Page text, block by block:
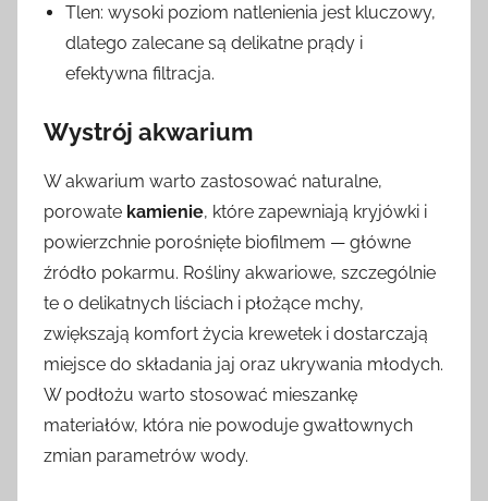
Tlen: wysoki poziom natlenienia jest kluczowy,
dlatego zalecane są delikatne prądy i
efektywna filtracja.
Wystrój akwarium
W akwarium warto zastosować naturalne,
porowate kamienie, które zapewniają kryjówki i
powierzchnie porośnięte biofilmem — główne
źródło pokarmu. Rośliny akwariowe, szczególnie
te o delikatnych liściach i płożące mchy,
zwiększają komfort życia krewetek i dostarczają
miejsce do składania jaj oraz ukrywania młodych.
W podłożu warto stosować mieszankę
materiałów, która nie powoduje gwałtownych
zmian parametrów wody.